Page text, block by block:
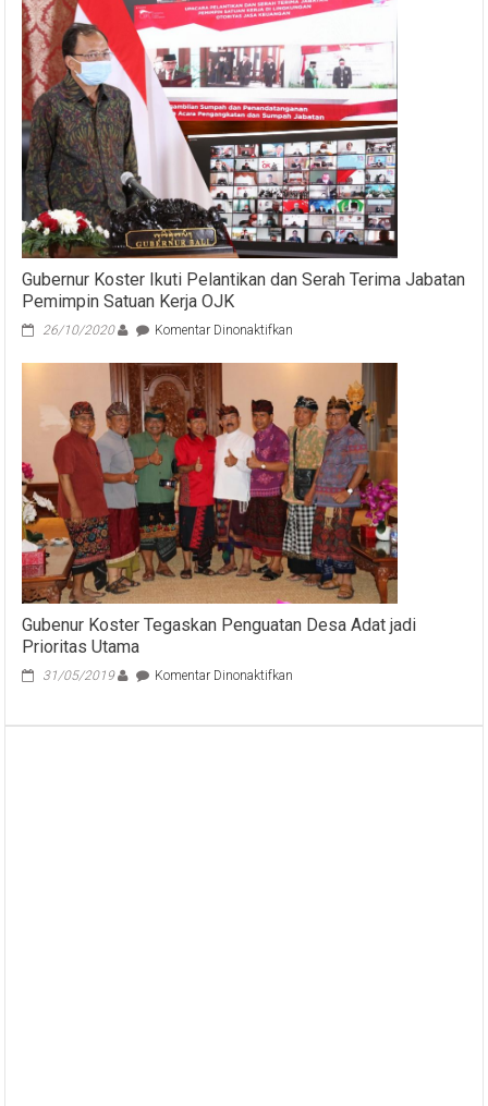
Kompetensi.
PAKET
IT
SUKSES
MENJADI
ADMIN
KONTEN
KREATOR
DIGITAL
TERBARU
2024.
Gubernur Koster Ikuti Pelantikan dan Serah Terima Jabatan
Pemimpin Satuan Kerja OJK
26/10/2020 Komentar Dinonaktifkan
Pelantikan
dan
Serah
Terima
Jabatan
Pemimpin
Satuan
Kerja
OJK
Gubenur Koster Tegaskan Penguatan Desa Adat jadi
Prioritas Utama
31/05/2019 Komentar Dinonaktifkan